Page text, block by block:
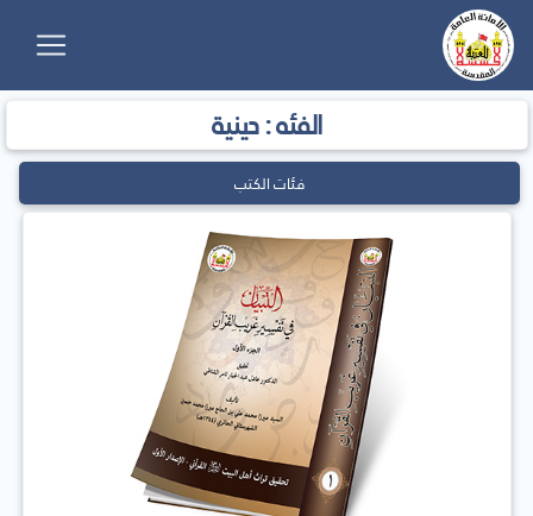
الفئه : دينية
فئات الكتب